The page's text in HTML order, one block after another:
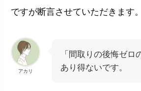
ですが断言させていただきます。
アカリ
「間取りの後悔ゼロ
あり得ないです。